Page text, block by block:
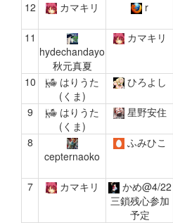
12 カマキリ
r
11
hydechandayo
秋元真夏
カマキリ
10
はりうた
(くま)
ひろよし
9
はりうた
(くま)
星野安住
8
cepternaoko
ふみひこ
7
カマキリ
かめ@4/22
三鎖残心参加
予定